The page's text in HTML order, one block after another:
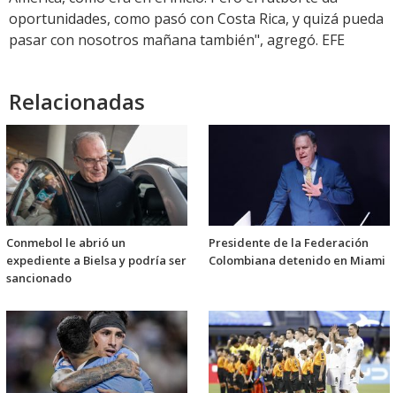
oportunidades, como pasó con Costa Rica, y quizá pueda
pasar con nosotros mañana también", agregó. EFE
Relacionadas
Conmebol le abrió un
expediente a Bielsa y podría ser
sancionado
Presidente de la Federación
Colombiana detenido en Miami